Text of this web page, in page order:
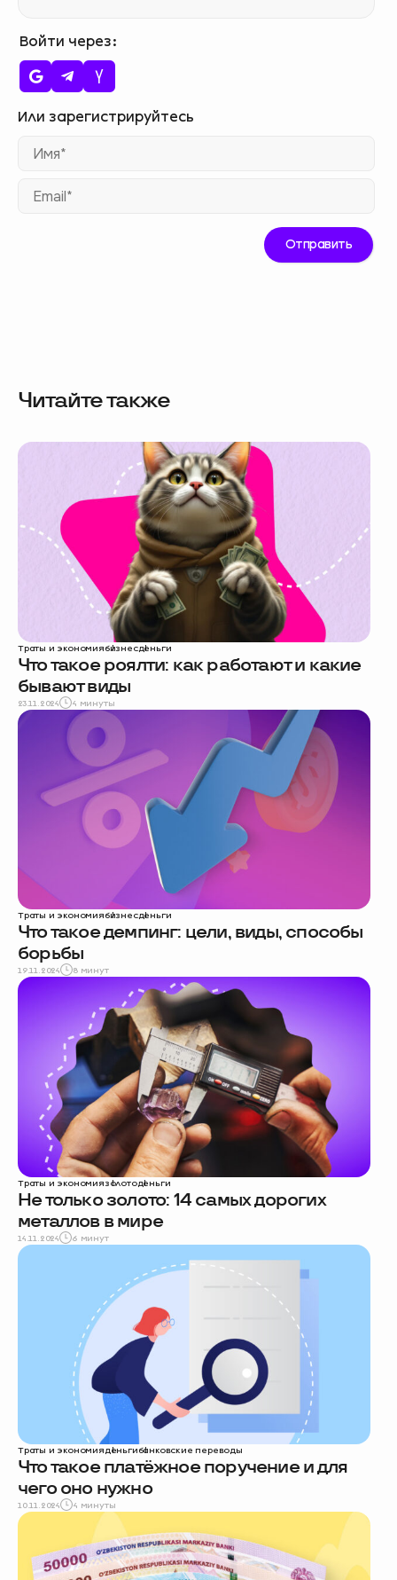
Войти через
Читайте также
Траты и экономиябизнесденьги
Что такое роялти: как работают и какие
бывают виды
23.11.2024 4 минуты
Траты и экономиябизнесденьги
Что такое демпинг: цели, виды, способы
борьбы
19.11.2024 8 минут
Траты и экономиязолотоденьги
Не только золото: 14 самых дорогих
металлов в мире
14.11.2024 6 минут
Траты и экономияденьгибанковские переводы
Что такое платёжное поручение и для
чего оно нужно
10.11.2024 4 минуты